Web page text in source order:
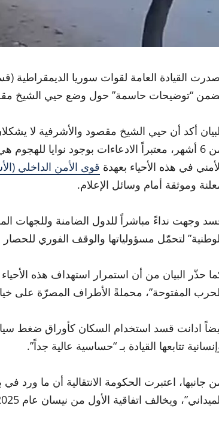
القيادة العامة لقوات سوريا الديمقراطية
“توضيحات حاسمة” حول وضع حيي الشيخ
أكد أن حيي الشيخ مقصود والأشرفية لا
من 6 أشهر، معتبراً الادعاءات بوجود نوايا
في هذه الأحياء بعهدة قوى الأمن الداخلي
وموثقة أمام وسائل الإعلام.
وجهت نداءً مباشراً للدول الضامنة وللجهات
لتحمّل مسؤولياتها والوقف الفوري للحصار
حذّر البيان من أن استمرار استهداف هذه
المفتوحة”، محملةً الأطراف المصرّة على
ادانت قسد استخدام السكان كأوراق ضغط
تتابعها القيادة بـ “حساسية عالية جداً”.
جانبها، اعتبرت الحكومة الانتقالية أن ما
ويخالف اتفاقية الأول من نيسان عام 2025.